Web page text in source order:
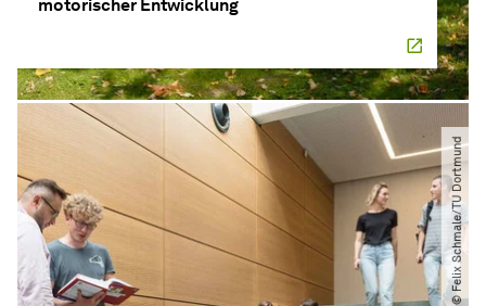
motorischer Entwicklung
© Felix Schmale​/​TU Dortmund